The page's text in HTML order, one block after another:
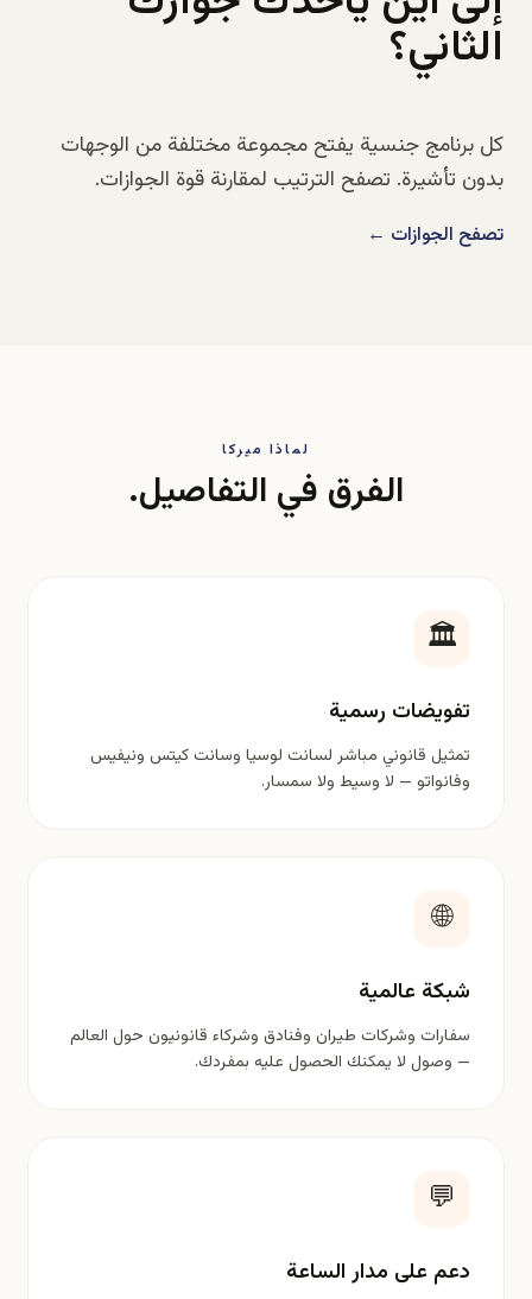
الثاني؟
كل برنامج جنسية يفتح مجموعة مختلفة من الوجهات
بدون تأشيرة. تصفح الترتيب لمقارنة قوة الجوازات.
تصفح الجوازات ←
لماذا ميركا
الفرق في التفاصيل.
🏛️
تفويضات رسمية
تمثيل قانوني مباشر لسانت لوسيا وسانت كيتس ونيفيس
وفانواتو — لا وسيط ولا سمسار.
🌐
شبكة عالمية
سفارات وشركات طيران وفنادق وشركاء قانونيون حول العالم
— وصول لا يمكنك الحصول عليه بمفردك.
💬
دعم على مدار الساعة